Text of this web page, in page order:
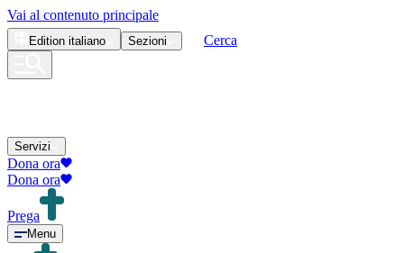
Vai al contenuto principale
Edition italiano Sezioni Cerca
Servizi
Dona ora
Dona ora
Prega
Menu